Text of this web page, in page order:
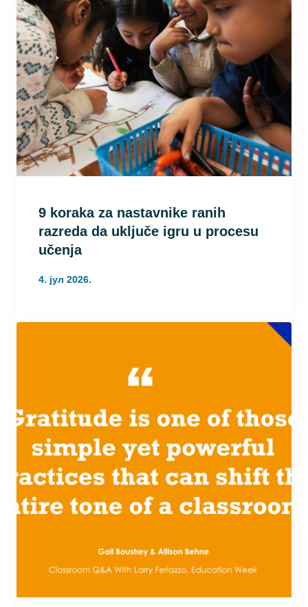
9 koraka za nastavnike ranih
razreda da uključe igru u procesu
učenja
4. јул 2026.